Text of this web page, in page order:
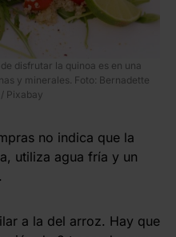
disfrutar la quinoa es en una
y minerales. Foto: Bernadette
Pixabay
no indica que la
utiliza agua fría y un
a la del arroz. Hay que